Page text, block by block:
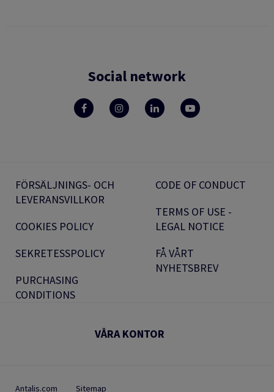
Social network
FÖRSÄLJNINGS- OCH
LEVERANSVILLKOR
COOKIES POLICY
SEKRETESSPOLICY
PURCHASING
CONDITIONS
CODE OF CONDUCT
TERMS OF USE -
LEGAL NOTICE
FÅ VÅRT
NYHETSBREV
VÅRA KONTOR
Antalis.com Sitemap